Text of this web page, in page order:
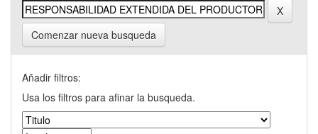
Comenzar nueva busqueda
Añadir filtros:
Usa los filtros para afinar la busqueda.